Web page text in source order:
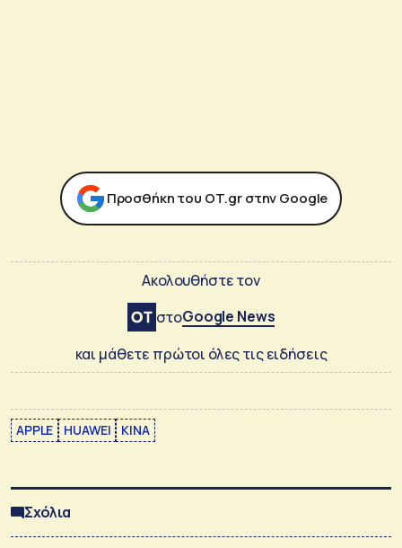
Προσθήκη του ΟΤ.gr στην Google
Ακολουθήστε τον
στοGoogle News
και μάθετε πρώτοι όλες τις ειδήσεις
APPLE HUAWEI ΚΙΝΑ
Σχόλια